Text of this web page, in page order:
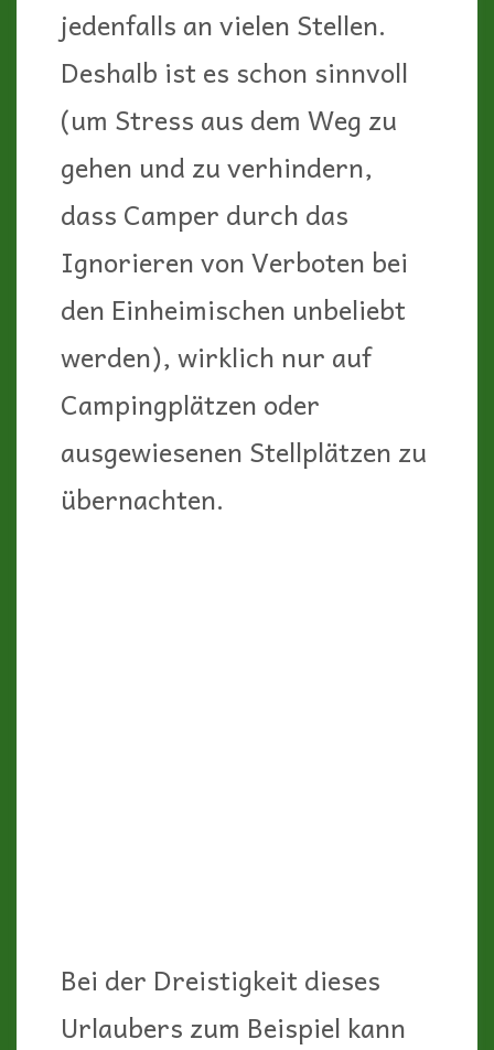
als „Homebase“ auswählen,
dort mehrere Nächte zu
bleiben und sie als
Ausgangspunkte für unsere
Motorradtouren zu nehmen.
Wir haben diese Version
jedenfalls als sehr stressfrei
und entspannend empfunden.
Unsere drei Basiscamps